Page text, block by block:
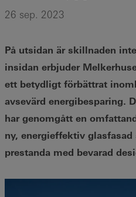
26 sep. 2023
På utsidan är skillnaden
insidan erbjuder
ett betydligt förbättrat
avsevärd energibesparing.
har genomgått en
ny, energieffektiv
prestanda med bevarad